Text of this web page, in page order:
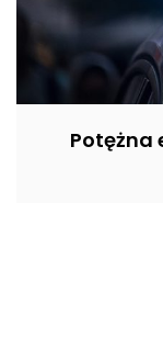
Potężna